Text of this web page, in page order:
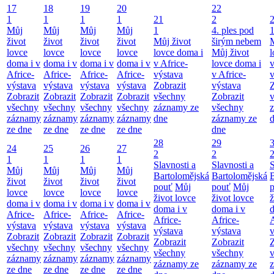
17
1
Můj
život
lovce
doma i v
Africe-
výstava
Zobrazit
všechny
záznamy
ze dne
18
1
Můj
život
lovce
doma i v
Africe-
výstava
Zobrazit
všechny
záznamy
ze dne
19
1
Můj
život
lovce
doma i v
Africe-
výstava
Zobrazit
všechny
záznamy
ze dne
20
1
Můj
život
lovce
doma i v
Africe-
výstava
Zobrazit
všechny
záznamy
ze dne
21
1
Můj život
lovce doma i
v Africe-
výstava
Zobrazit
všechny
záznamy ze
dne
22
2
4. ples pod
širým nebem
Můj život
lovce doma i
v Africe-
výstava
Zobrazit
všechny
záznamy ze
dne
1
24
1
Můj
život
lovce
doma i v
Africe-
výstava
Zobrazit
všechny
záznamy
ze dne
25
1
Můj
život
lovce
doma i v
Africe-
výstava
Zobrazit
všechny
záznamy
ze dne
26
1
Můj
život
lovce
doma i v
Africe-
výstava
Zobrazit
všechny
záznamy
ze dne
27
1
Můj
život
lovce
doma i v
Africe-
výstava
Zobrazit
všechny
záznamy
ze dne
28
2
Slavnosti a
Bartolomějská
pouť Můj
život lovce
doma i v
Africe-
výstava
Zobrazit
všechny
záznamy ze
29
2
Slavnosti a
Bartolomějská
pouť Můj
život lovce
doma i v
Africe-
výstava
Zobrazit
všechny
záznamy ze
2